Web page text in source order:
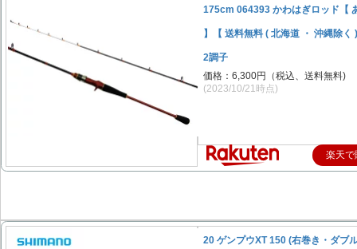
175cm 064393 かわはぎロッド【
】【 送料無料 ( 北海道 ・ 沖縄除く
2調子
価格：6,300円（税込、送料無料)
(2023/10/21時点)
楽天で
20 ゲンプウXT 150 (右巻き・ダブ